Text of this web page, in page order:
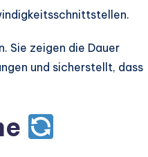
Sie zeigen die Dauer
und sicherstellt, dass